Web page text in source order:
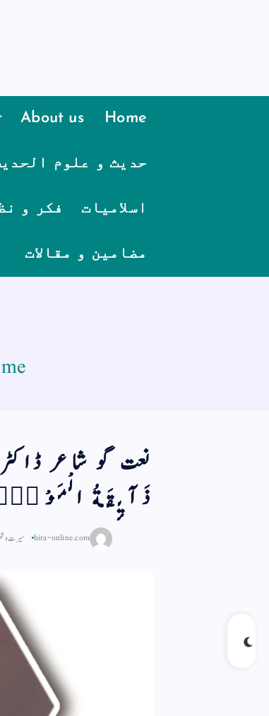
Home
About us
حدیث و علوم
اسلامیات فکر و
مضامین و مقالات
نعت گو شاعر
ذَآىٕقَةُ
hira-online.com سیرت و